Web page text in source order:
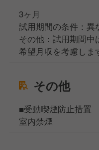
3ヶ月
試用期間の条件：異
その他：試用期間中
希望月収を考慮しま
その他
■受動喫煙防止措置
室内禁煙